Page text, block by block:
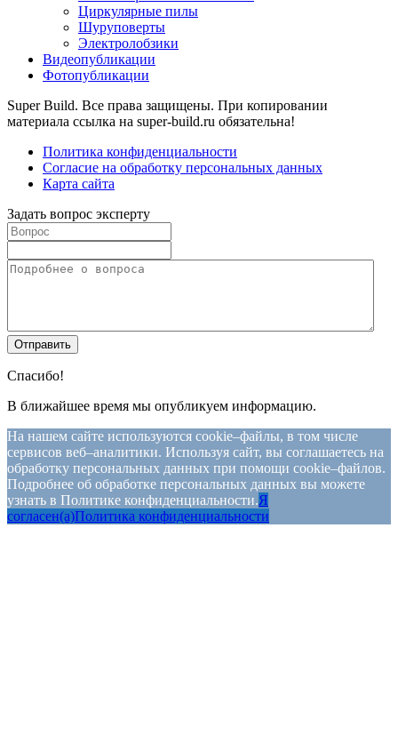
Циркулярные пилы
Шуруповерты
Электролобзики
Видеопубликации
Фотопубликации
Super Build. Все права защищены. При копировании
материала ссылка на super-build.ru обязательна!
Политика конфиденциальности
Согласие на обработку персональных данных
Карта сайта
Задать вопрос эксперту
Спасибо!
В ближайшее время мы опубликуем информацию.
На нашем сайте используются cookie–файлы, в том числе
сервисов веб–аналитики. Используя сайт, вы соглашаетесь на
обработку персональных данных при помощи cookie–файлов.
Подробнее об обработке персональных данных вы можете
узнать в Политике конфиденциальности.Я
согласен(а)Политика конфиденциальности